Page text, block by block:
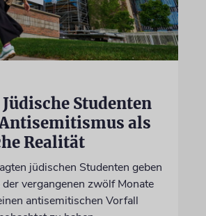
Studenten
als
Realität
jüdischen Studenten geben
vergangenen zwölf Monate
antisemitischen Vorfall